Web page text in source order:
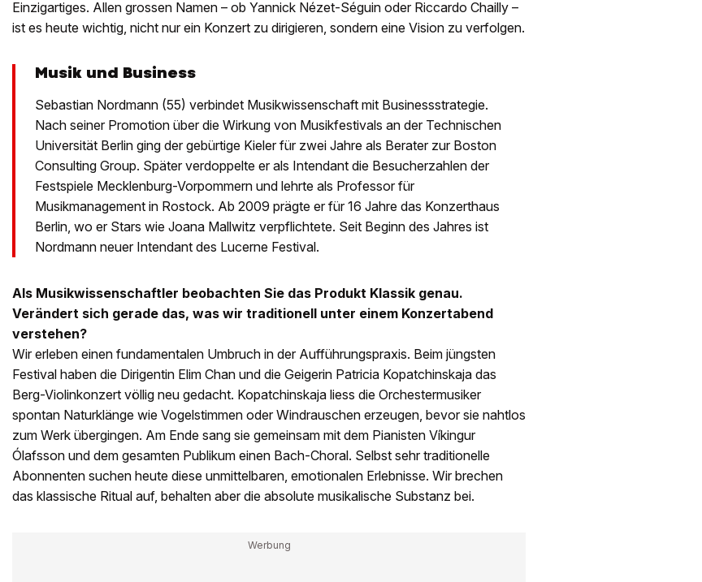
Einzigartiges. Allen grossen Namen – ob Yannick Nézet-Séguin oder Riccardo Chailly –
ist es heute wichtig, nicht nur ein Konzert zu dirigieren, sondern eine Vision zu verfolgen.
Musik und Business
Sebastian Nordmann (55) verbindet Musikwissenschaft mit Businessstrategie.
Nach seiner Promotion über die Wirkung von Musikfestivals an der Technischen
Universität Berlin ging der gebürtige Kieler für zwei Jahre als Berater zur Boston
Consulting Group. Später verdoppelte er als Intendant die Besucherzahlen der
Festspiele Mecklenburg-Vorpommern und lehrte als Professor für
Musikmanagement in Rostock. Ab 2009 prägte er für 16 Jahre das Konzerthaus
Berlin, wo er Stars wie Joana Mallwitz verpflichtete. Seit Beginn des Jahres ist
Nordmann neuer Intendant des Lucerne Festival.
Als Musikwissenschaftler beobachten Sie das Produkt Klassik genau.
Verändert sich gerade das, was wir traditionell unter einem Konzertabend
verstehen?
Wir erleben einen fundamentalen Umbruch in der Aufführungspraxis. Beim jüngsten
Festival haben die Dirigentin Elim Chan und die Geigerin Patricia Kopatchinskaja das
Berg-Violinkonzert völlig neu gedacht. Kopatchinskaja liess die Orchestermusiker
spontan Naturklänge wie Vogelstimmen oder Windrauschen erzeugen, bevor sie nahtlos
zum Werk übergingen. Am Ende sang sie gemeinsam mit dem Pianisten Víkingur
Ólafsson und dem gesamten Publikum einen Bach-Choral. Selbst sehr traditionelle
Abonnenten suchen heute diese unmittelbaren, emotionalen Erlebnisse. Wir brechen
das klassische Ritual auf, behalten aber die absolute musikalische Substanz bei.